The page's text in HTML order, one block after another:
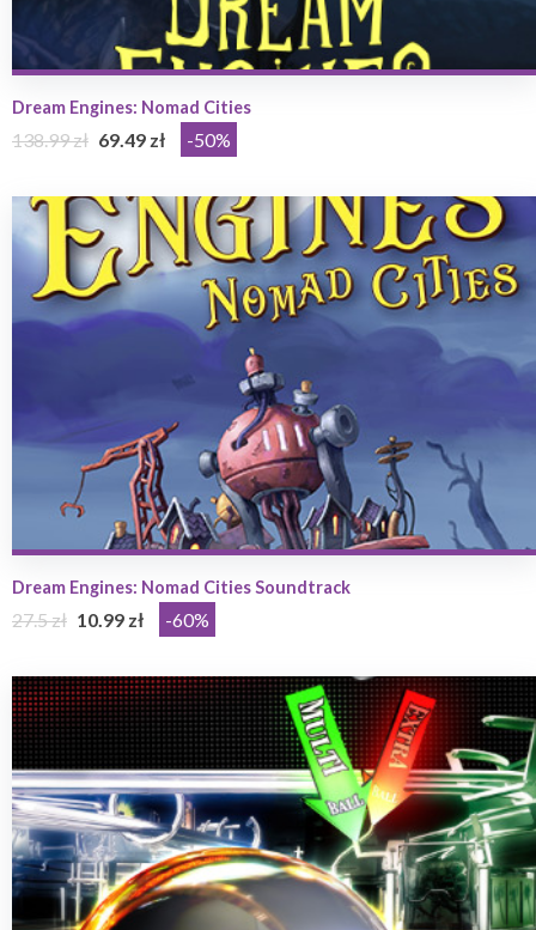
Dream Engines: Nomad Cities
138.99 zł 69.49 zł -50%
Dream Engines: Nomad Cities Soundtrack
27.5 zł 10.99 zł -60%